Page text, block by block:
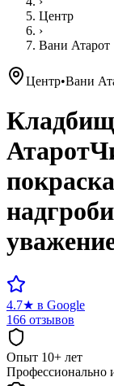
Центр
›
Вани Атарот
Центр•Вани
Атарот
4.7★ в Google
166 отзывов
Опыт 10+ лет
Профессионально